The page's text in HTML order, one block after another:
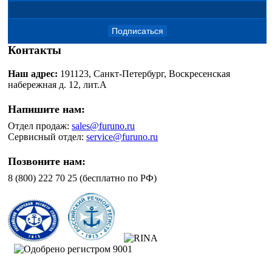
Подписаться
Контакты
Наш адрес: 191123, Санкт-Петербург, Воскресенская
набережная д. 12, лит.А
Напишите нам:
Отдел продаж:sales@furuno.ru
Сервисный отдел:service@furuno.ru
Позвоните нам:
8 (800) 222 70 25 (бесплатно по РФ)